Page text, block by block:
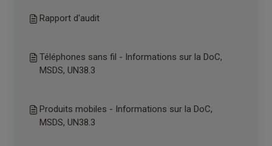
Rapport d'audit
Téléphones sans fil - Informations sur la DoC,
MSDS, UN38.3
Produits mobiles - Informations sur la DoC,
MSDS, UN38.3